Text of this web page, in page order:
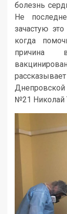
болезнь
Не
зачастую
когда
причина
№21 Николай